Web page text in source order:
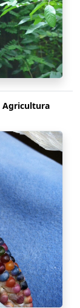
Agricultura